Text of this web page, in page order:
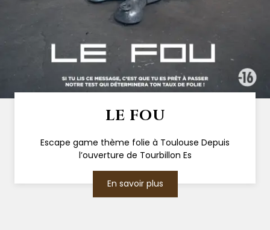
LE FOU
Escape game thème folie à Toulouse Depuis
l’ouverture de Tourbillon Es
En savoir plus